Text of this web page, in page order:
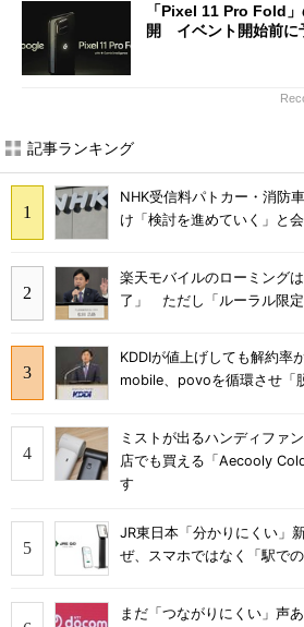
「Pixel 11 Pro Fold
開 イベント開始前に
記事ランキング
NHK受信料パトカー・消防
け「検討を進めていく」と
楽天モバイルのローミング
了」 ただし「ルーラル限
KDDIが値上げしても解約
mobile、povoを循環させ「
ミストが出るハンディファ
店でも買える「Aecooly
す
JR東日本「分かりにくい」
ぜ、スマホではなく「駅で
まだ「つながりにくい」声